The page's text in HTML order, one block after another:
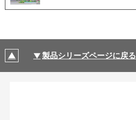
製品シリーズページに戻る